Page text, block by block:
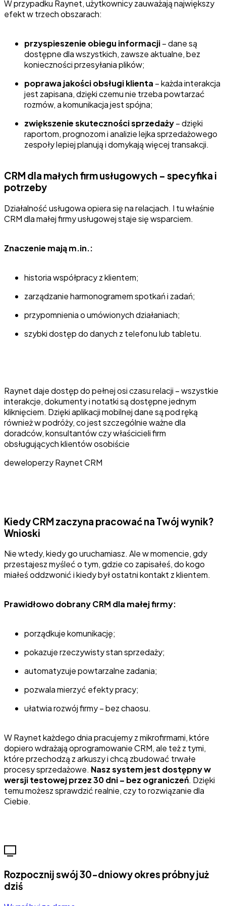
W przypadku Raynet, użytkownicy zauważają największy
efekt w trzech obszarach:
przyspieszenie obiegu informacji– dane są
dostępne dla wszystkich, zawsze aktualne, bez
konieczności przesyłania plików;
poprawa jakości obsługi klienta – każda interakcja
jest zapisana, dzięki czemu nie trzeba powtarzać
rozmów, a komunikacja jest spójna;
zwiększenie skuteczności sprzedaży– dzięki
raportom, prognozom i analizie lejka sprzedażowego
zespoły lepiej planują i domykają więcej transakcji.
CRM dla małych firm usługowych – specyfika i
potrzeby
Działalność usługowa opiera się na relacjach. I tu właśnie
CRM dla małej firmy usługowej staje się wsparciem.
Znaczenie mają m.in.:
historia współpracy z klientem;
zarządzanie harmonogramem spotkań i zadań;
przypomnienia o umówionych działaniach;
szybki dostęp do danych z telefonu lub tabletu.
Raynet daje dostęp do pełnej osi czasu relacji – wszystkie
interakcje, dokumenty i notatki są dostępne jednym
kliknięciem. Dzięki aplikacji mobilnej dane są pod ręką
również w podróży, co jest szczególnie ważne dla
doradców, konsultantów czy właścicieli firm
obsługujących klientów osobiście
deweloperzy Raynet CRM
Kiedy CRM zaczyna pracować na Twój wynik?
Wnioski
Nie wtedy, kiedy go uruchamiasz. Ale w momencie, gdy
przestajesz myśleć o tym, gdzie co zapisałeś, do kogo
miałeś oddzwonić i kiedy był ostatni kontakt z klientem.
Prawidłowo dobrany CRM dla małej firmy:
porządkuje komunikację;
pokazuje rzeczywisty stan sprzedaży;
automatyzuje powtarzalne zadania;
pozwala mierzyć efekty pracy;
ułatwia rozwój firmy – bez chaosu.
W Raynet każdego dnia pracujemy z mikrofirmami, które
dopiero wdrażają oprogramowanie CRM, ale też z tymi,
które przechodzą z arkuszy i chcą zbudować trwałe
procesy sprzedażowe. Nasz system jest dostępny w
wersji testowej przez 30 dni – bez ograniczeń. Dzięki
temu możesz sprawdzić realnie, czy to rozwiązanie dla
Ciebie.
Rozpocznij swój 30-dniowy okres próbny już
dziś